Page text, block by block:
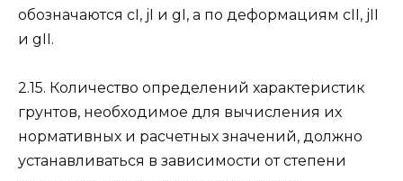
обозначаются сI, jI и gI, а по деформациям сII, jII
и gII.
2.15. Количество определений характеристик
грунтов, необходимое для вычисления их
нормативных и расчетных значений, должно
устанавливаться в зависимости от степени